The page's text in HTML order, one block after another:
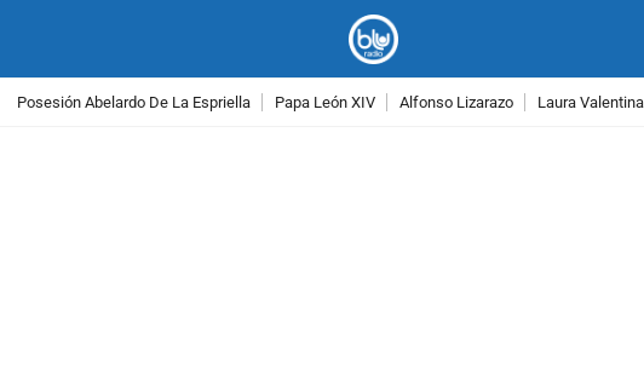
Posesión Abelardo De La Espriella Papa León XIV Alfonso Lizarazo Laura